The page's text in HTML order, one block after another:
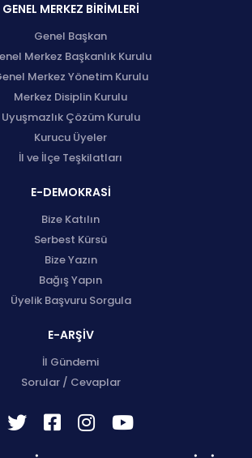
GENEL MERKEZ BİRİMLERİ
Genel Başkan
Merkez Başkanlık Kurulu
Merkez Yönetim Kurulu
Merkez Disiplin Kurulu
Uyuşmazlık Çözüm Kurulu
Kurucu Üyeler
İl ve İlçe Teşkilatları
E-DEMOKRASİ
Bize Katılın
Serbest Kürsü
Bize Yazın
Bağış Yapın
Üyelik Başvuru Sorgula
E-ARŞİV
İl Gündemi
Sorular / Cevaplar